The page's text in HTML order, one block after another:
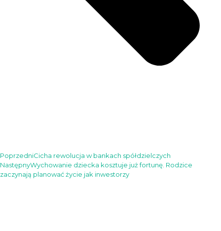
PoprzedniCicha rewolucja w bankach spółdzielczych
NastępnyWychowanie dziecka kosztuje już fortunę. Rodzice
zaczynają planować życie jak inwestorzy